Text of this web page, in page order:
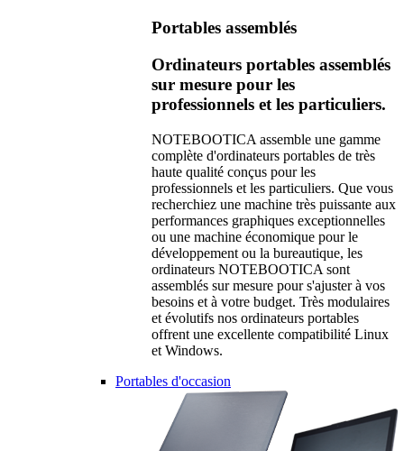
Portables assemblés
Ordinateurs portables assemblés
sur mesure pour les
professionnels et les particuliers.
NOTEBOOTICA assemble une gamme
complète d'ordinateurs portables de très
haute qualité conçus pour les
professionnels et les particuliers. Que vous
recherchiez une machine très puissante aux
performances graphiques exceptionnelles
ou une machine économique pour le
développement ou la bureautique, les
ordinateurs NOTEBOOTICA sont
assemblés sur mesure pour s'ajuster à vos
besoins et à votre budget. Très modulaires
et évolutifs nos ordinateurs portables
offrent une excellente compatibilité Linux
et Windows.
Portables d'occasion